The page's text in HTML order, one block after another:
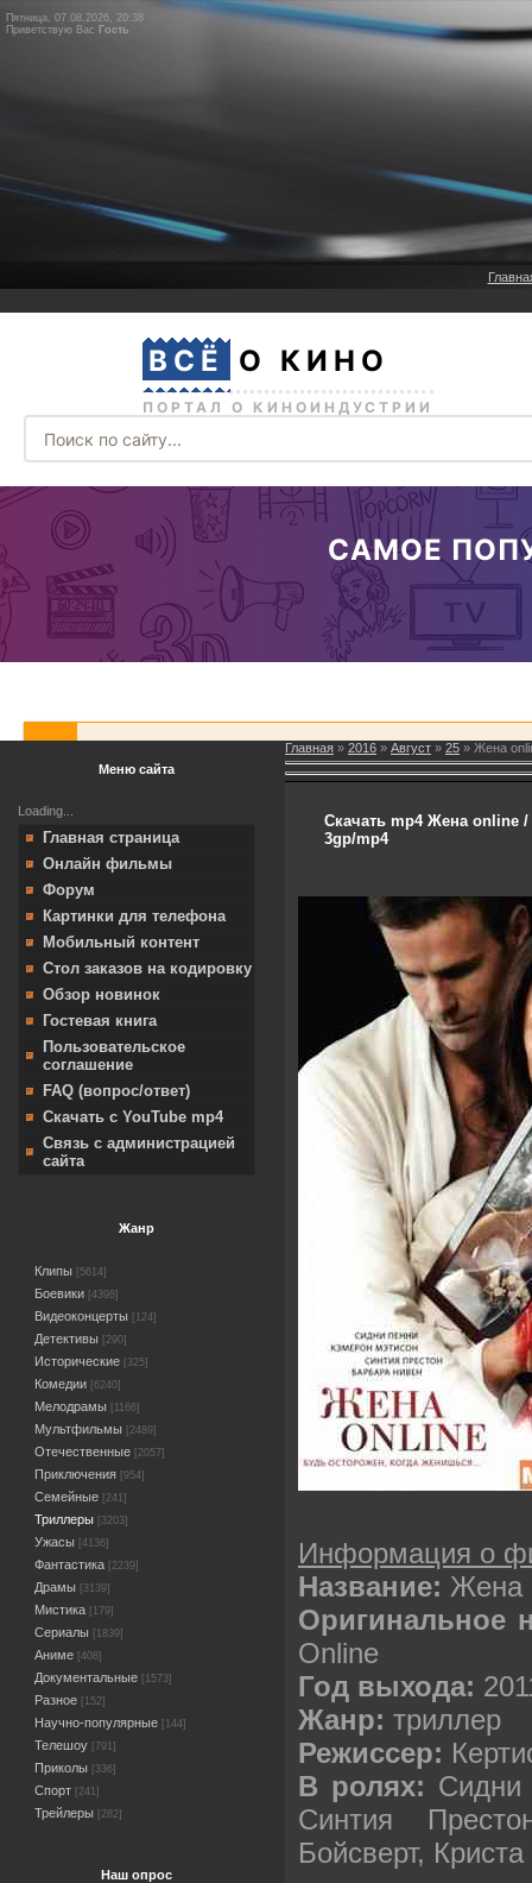
Пятница, 07.08.2026, 20:38
Приветствую Вас Гость
Меню сайта
Loading...
Главная страница
Онлайн фильмы
Форум
Картинки для телефона
Мобильный контент
Стол заказов на кодировку
Обзор новинок
Гостевая книга
Пользовательское
соглашение
FAQ (вопрос/ответ)
Скачать с YouTube mp4
Связь с администрацией
сайта
Жанр
Клипы [5614]
Боевики [4398]
Видеоконцерты [124]
Детективы [290]
Исторические [325]
Комедии [6240]
Мелодрамы [1166]
Мультфильмы [2489]
Отечественные [2057]
Приключения [954]
Семейные [241]
Триллеры [3203]
Ужасы [4136]
Фантастика [2239]
Драмы [3139]
Мистика [179]
Сериалы [1839]
Аниме [408]
Документальные [1573]
Разное [152]
Научно-популярные [144]
Телешоу [791]
Приколы [336]
Спорт [241]
Трейлеры [282]
Наш опрос
Главная » 2016 » Август » 25 » Жена
Скачать mp4 Жена online /
3gp/mp4
Информация о
Название: Жена
Оригинальное
Online
Год выхода:
Жанр: триллер
Режиссер:
В ролях: Сидни
Синтия
Бойсверт,